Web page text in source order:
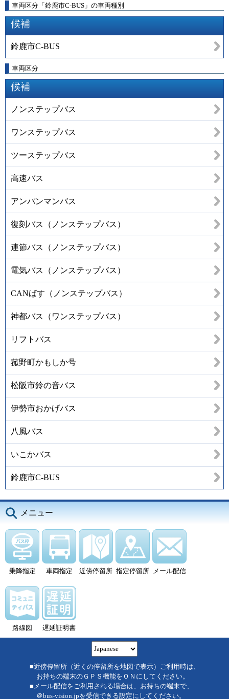
車両区分「鈴鹿市C-BUS」の車両種別
候補
鈴鹿市C-BUS
車両区分
候補
ノンステップバス
ワンステップバス
ツーステップバス
高速バス
アンパンマンバス
復刻バス（ノンステップバス）
連節バス（ノンステップバス）
電気バス（ノンステップバス）
CANばす（ノンステップバス）
神都バス（ワンステップバス）
リフトバス
菰野町かもしか号
松阪市鈴の音バス
伊勢市おかげバス
八風バス
いこかバス
鈴鹿市C-BUS
メニュー
乗降指定 車両指定 近傍停留所 指定停留所 メール配信
路線図 遅延証明書
■近傍停留所（近くの停留所を地図で表示）ご利用時は、
お持ちの端末のＧＰＳ機能をＯＮにしてください。
■メール配信をご利用される場合は、お持ちの端末で、
＠bus-vision.jpを受信できる設定にしてください。